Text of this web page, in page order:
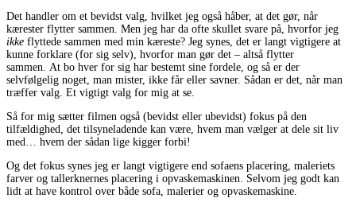
Det handler om et bevidst valg, hvilket jeg også håber, at det gør, når
kærester flytter sammen. Men jeg har da ofte skullet svare på, hvorfor jeg
ikke flyttede sammen med min kæreste? Jeg synes, det er langt vigtigere at
kunne forklare (for sig selv), hvorfor man gør det – altså flytter
sammen. At bo hver for sig har bestemt sine fordele, og så er der
selvfølgelig noget, man mister, ikke får eller savner. Sådan er det, når man
træffer valg. Et vigtigt valg for mig at se.
Så for mig sætter filmen også (bevidst eller ubevidst) fokus på den
tilfældighed, det tilsyneladende kan være, hvem man vælger at dele sit liv
med… hvem der sådan lige kigger forbi!
Og det fokus synes jeg er langt vigtigere end sofaens placering, maleriets
farver og tallerknernes placering i opvaskemaskinen. Selvom jeg godt kan
lidt at have kontrol over både sofa, malerier og opvaskemaskine.